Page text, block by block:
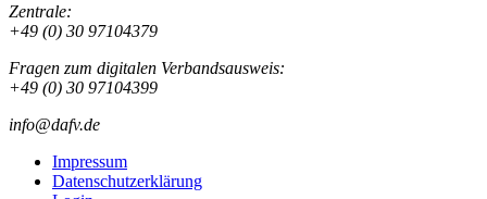
Zentrale:
+49 (0) 30 97104379
Fragen zum digitalen Verbandsausweis:
+49 (0) 30 97104399
info@dafv.de
Impressum
Datenschutzerklärung